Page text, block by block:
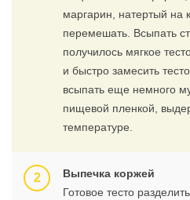
маргарин, натертый на
перемешать. Всыпать
получилось мягкое
и быстро замесить
всыпать еще немного
пищевой пленкой,
температуре.
Выпечка коржей
Готовое тесто